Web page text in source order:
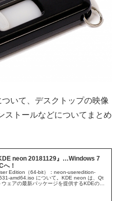
いて、デスクトップの映像
ストールなどについてまとめ
neon 20181129』…Windows 7
へ！
Edition（64-bit）：neon-useredition-
amd64.iso について。KDE neon は、Qt
ウェアの最新パッケージを提供するKDEのプ